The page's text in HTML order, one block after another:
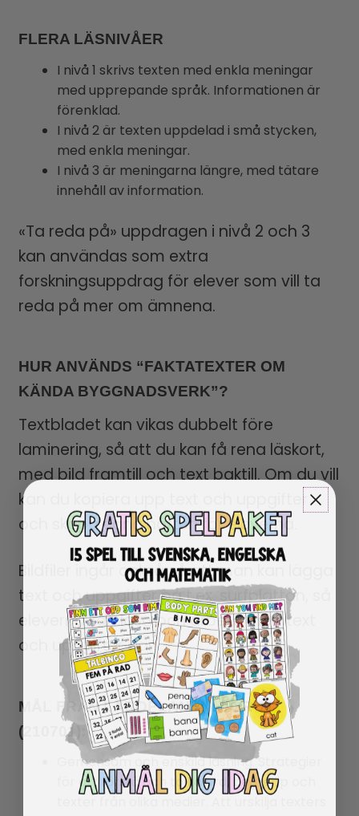
FLERA LÄSNIVÅER
I nivå 1 skrivs texten med enkla meningar
med upprepande språk. Informationen är
förenklad.
I nivå 2 är texten uppdelad i små stycken,
med enkla meningar.
I nivå 3 är meningarna längre, med tätare
innehåll av information.
«Ta reda på» uppdragen i nivå 2 och 3
kan användas som extra
forskningsuppdrag för elever som vill ta
reda på mer om ämnena.
HUR ANVÄNDS “FAKTATEXTER OM
KÄNDA BYGGNADSVERK”?
Textbladet kan vikas dubbelt före
laminering, så att du kan få rena läskort,
med bild framtill och text baktill. Om du vill
kan du kopiera upp text och uppgifter
och skapa egna häften för eleverna.
Bildfiler ingår också så att man kan lägga
text och uppgifter på t.ex. surfplattan, så
eleverna kan läsa och arbeta med text
och uppgifter där.
MÅL FRÅN LÄROPLANEN: LGR 11
(210701):
Gemensam och enskild läsning. Strategier
för att förstå och tolka ord, begrepp och